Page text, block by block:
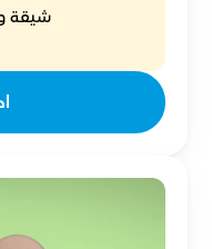
شيقة